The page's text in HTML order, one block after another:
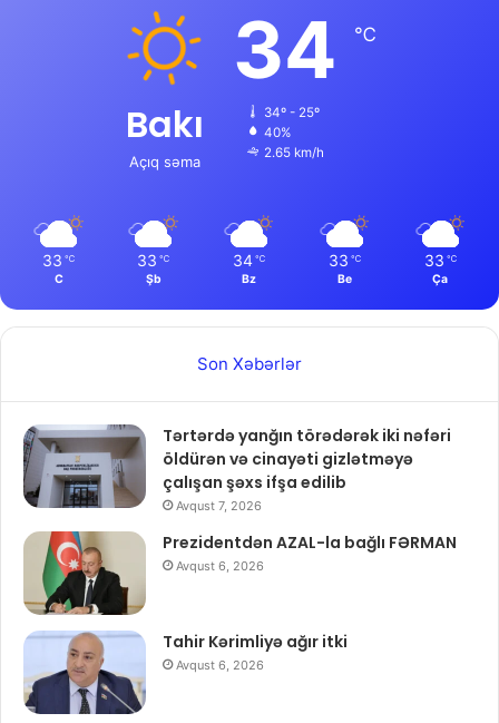
Bakı
Açıq səma
34 ℃
34º - 25º
40%
2.65 km/h
33 ℃
C
33 ℃
Şb
34 ℃
Bz
33 ℃
Be
33 ℃
Ça
Son Xəbərlər
Tərtərdə yanğın törədərək iki nəfəri
öldürən və cinayəti gizlətməyə
çalışan şəxs ifşa edilib
Avqust 7, 2026
Prezidentdən AZAL-la bağlı FƏRMAN
Avqust 6, 2026
Tahir Kərimliyə ağır itki
Avqust 6, 2026